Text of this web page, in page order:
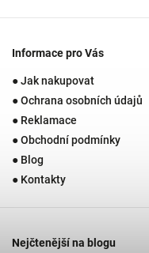
Informace pro Vás
● Jak nakupovat
● Ochrana osobních údajů
● Reklamace
● Obchodní podmínky
● Blog
● Kontakty
Nejčtenější na blogu